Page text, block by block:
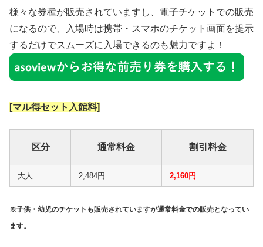
様々な券種が販売されていますし、電子チケットでの販売
になるので、入場時は携帯・スマホのチケット画面を提示
するだけでスムーズに入場できるのも魅力ですよ！
[マル得セット入館料]
区分 通常料金 割引料金
大人 2,484円 2,160円
※子供・幼児のチケットも販売されていますが通常料金での販売となってい
ます。